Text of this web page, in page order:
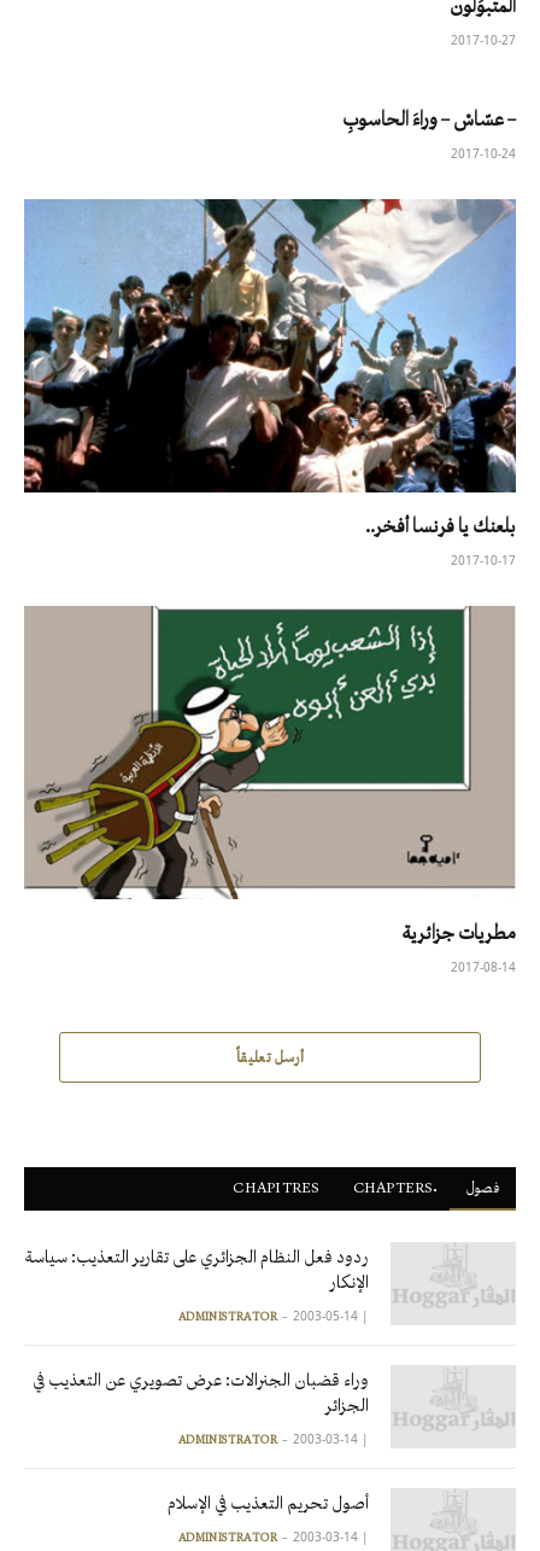
المتبوِّلون
2017-10-27
– عسّاسْ – وراءَ الحاسوبِ
2017-10-24
بلعنك يا فرنسا أفخر..
2017-10-17
مطريات جزائرية
2017-08-14
أرسل تعليقاً
فصول CHAPITRES
ردود فعل النظام الجزائري على تقارير التعذيب: سياسة
الإنكار
|
ADMINISTRATOR 2003-05-14
وراء قضبان الجنرالات: عرض تصويري عن التعذيب في
الجزائر
|
ADMINISTRATOR 2003-03-14
أصول تحريم التعذيب في الإسلام
|
ADMINISTRATOR 2003-03-14